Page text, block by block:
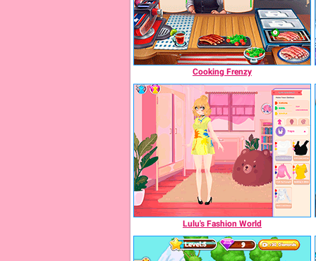
Cooking Frenzy
Lulu's Fashion World